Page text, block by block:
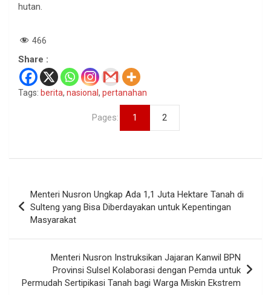
hutan.
466
Share :
Tags: berita, nasional , pertanahan
Pages: 1 2
pos
Menteri Nusron Ungkap Ada 1,1 Juta Hektare Tanah di
Sulteng yang Bisa Diberdayakan untuk Kepentingan
Masyarakat
Menteri Nusron Instruksikan Jajaran Kanwil BPN
Provinsi Sulsel Kolaborasi dengan Pemda untuk
Permudah Sertipikasi Tanah bagi Warga Miskin Ekstrem